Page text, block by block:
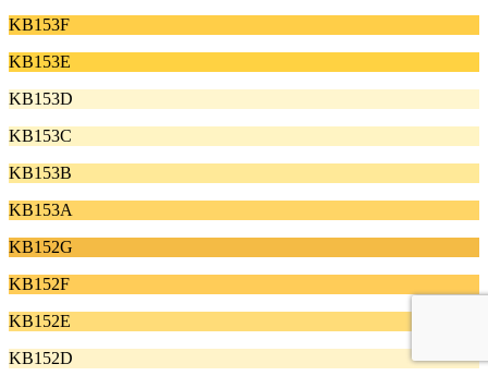
KB153F
KB153E
KB153D
KB153C
KB153B
KB153A
KB152G
KB152F
KB152E
KB152D